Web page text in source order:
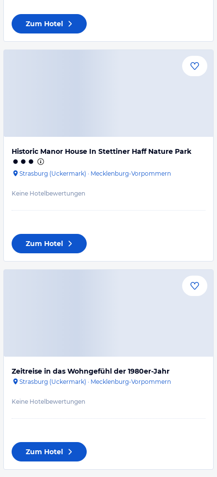
Zum Hotel
Historic Manor House In Stettiner Haff Nature Park
Strasburg (Uckermark) · Mecklenburg-Vorpommern
Keine Hotelbewertungen
Zum Hotel
Zeitreise in das Wohngefühl der 1980er-Jahr
Strasburg (Uckermark) · Mecklenburg-Vorpommern
Keine Hotelbewertungen
Zum Hotel